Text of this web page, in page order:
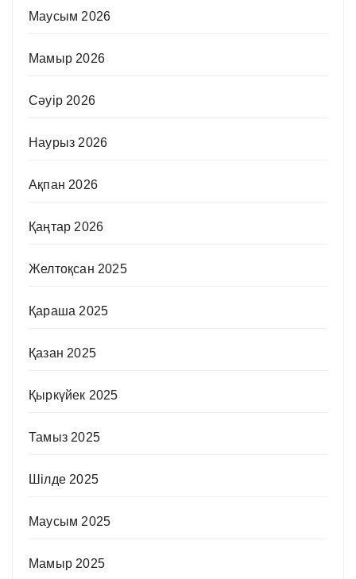
Маусым 2026
Мамыр 2026
Сәуір 2026
Наурыз 2026
Ақпан 2026
Қаңтар 2026
Желтоқсан 2025
Қараша 2025
Қазан 2025
Қыркүйек 2025
Тамыз 2025
Шілде 2025
Маусым 2025
Мамыр 2025